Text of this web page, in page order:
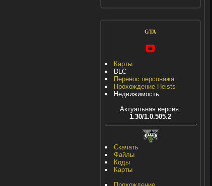
GTA
Карты
DLC
Перенос персонажа
Прохождение Heists
Недвижимость
Актуальная версия:
1.30/1.0.505.2
Скачать
Файлы
Коды
Карты